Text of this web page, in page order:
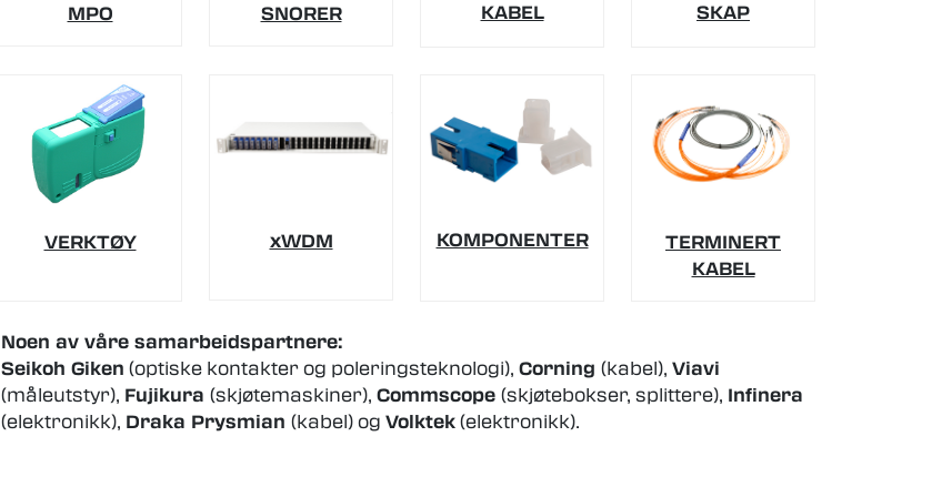
MPO SNORER KABEL SKAP
VERKTØY xWDM KOMPONENTER
TERMINERT
KABEL
Noen av våre samarbeidspartnere:
Seikoh Giken (optiske kontakter og poleringsteknologi), Corning (kabel), Viavi
(måleutstyr), Fujikura (skjøtemaskiner), Commscope (skjøtebokser, splittere), Infinera
(elektronikk), Draka Prysmian (kabel) og Volktek (elektronikk).